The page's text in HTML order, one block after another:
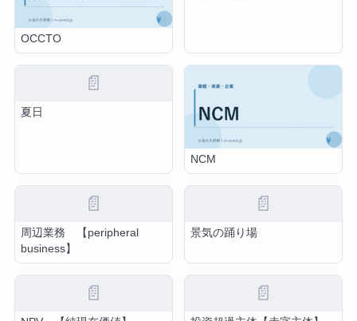
OCCTO
📄
夏日
NCM
📄
周辺業務 【peripheral
business】
📄
景気の踊り場
📄 📄